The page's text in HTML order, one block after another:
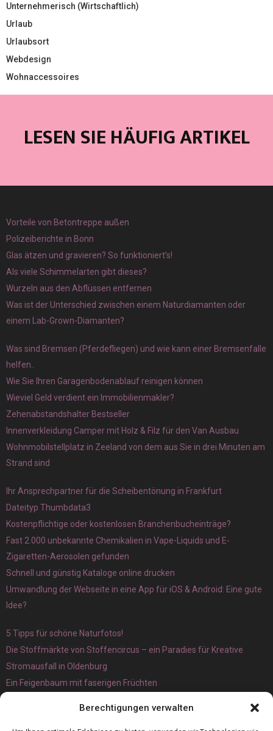
Berechtigungen verwalten
Unternehmerisch (Wirtschaftlich)
Urlaub
Urlaubsort
Webdesign
Wohnaccessoires
LESEN SIE HÄUFIG ARTIKEL
Vorteile von Betontreppe außen
Polizeiberichte in Bonn
Glas ätzen und gravieren? So funktioniert’s!
Als viele Schimmelarten gibt dieses?
Wurzeln aus den Abflüssen entfernen
Was ist der Unterschied zwischen einem Naturdiamanten oder
einem Lab-Grown-Diamanten?
Was sind Bremsen (Pferdefliegen) und wie kann einer Bremsenfalle
helfen..
Wie Sie Ihren Garagenbodenablauf reinigen können
Wieviel Geld verdient ein Immobilienmakler?
Zehenabstandshalter Bestseller
Innenverkleidung Camper mit Holz & Filz für den Van Ausbau
Wohnmobilstellplatz in Zeeland von dem aus Sie in drei Minuten am
Strand sind
Ihr Ansprechpartner für die Scheibentönung in Frankfurt
Dateityp Thumbdata3
Kostenpflichtige oder kostenlosen Branchenbucheinträge?
Fast 2.000 unbekannte Chemikalien in Vape-Liquids und E-
Zigaretten-Aerosolen gefunden
Schnell und günstig Kataloge online drucken
Umwandlung der Webseite in eine App für iOS & Android: Eine gute
Idee?
5 Tipps für schöne Naturfotos!
Die Stoffmärkte von Stoffencircus – ein Paradies für Kreative
Stromausfall in Oldenburg
Ein Feigenbaum mit faserigen Früchten